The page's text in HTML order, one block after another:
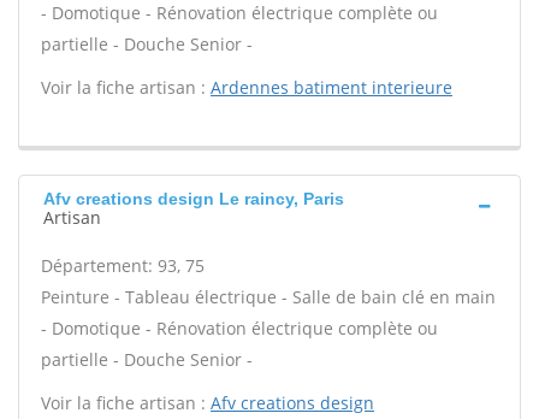
- Domotique - Rénovation électrique complète ou
partielle - Douche Senior -
Voir la fiche artisan : Ardennes batiment interieure
Afv creations design Le raincy, Paris
Artisan
Département: 93, 75
Peinture - Tableau électrique - Salle de bain clé en main
- Domotique - Rénovation électrique complète ou
partielle - Douche Senior -
Voir la fiche artisan : Afv creations design